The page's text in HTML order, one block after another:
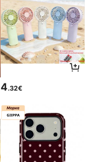
4.32€